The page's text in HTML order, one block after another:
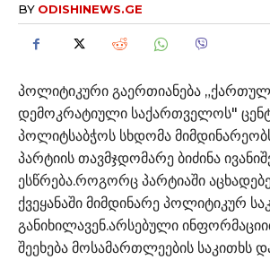
BY ODISHINEWS.GE
პოლიტიკური გაერთიანება
დემოკრატიული საქართველოს"
პოლიტსაბჭოს სხდომა
პარტიის თავმჯდომარე ბიძინა
ესწრება.როგორც პარტიაში
ქვეყანაში მიმდინარე პოლიტიკურ
განიხილავენ.არსებული
შეეხება მოსამართლეების საკითხს